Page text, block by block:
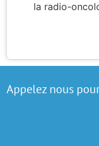
la radio-
Appelez nous